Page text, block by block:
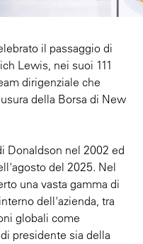
il passaggio di
Lewis, nei suoi 111
dirigenziale che
della Borsa di New
Donaldson nel 2002 ed
del 2025. Nel
una vasta gamma di
dell'azienda, tra
globali come
presidente sia della